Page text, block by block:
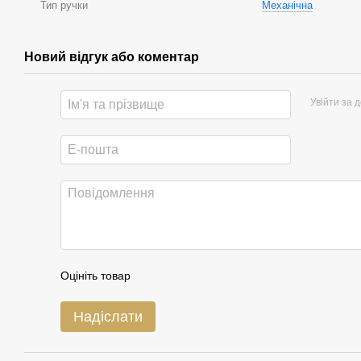
Тип ручки Механічна
Новий відгук або коментар
Увійти за
Оцініть товар
Надіслати